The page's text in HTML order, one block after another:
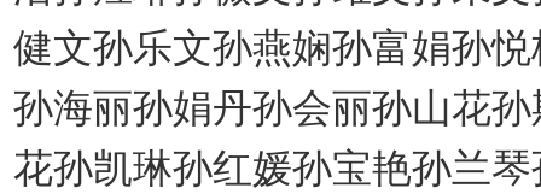
健文孙乐文孙燕娴孙富娟孙
孙海丽孙娟丹孙会丽孙山花
花孙凯琳孙红媛孙宝艳孙兰